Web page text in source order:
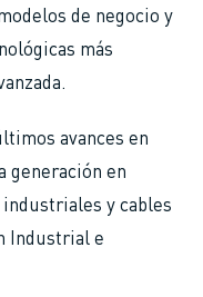
de negocio y
más
avances en
generación en
y cables
Industrial e